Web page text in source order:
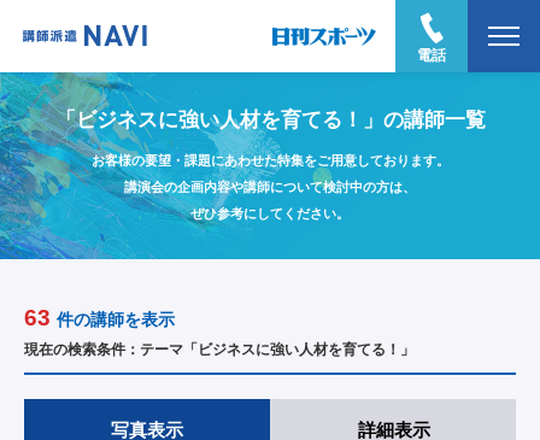
電話
「ビジネスに強い人材を育てる！」の講師一覧
お客様の要望・課題にあわせた特集をご用意しております。
講演会の企画内容や講師について検討中の方は、
ぜひ参考にしてください。
63 件の講師を表示
現在の検索条件：テーマ「ビジネスに強い人材を育てる！」
写真表示 詳細表示